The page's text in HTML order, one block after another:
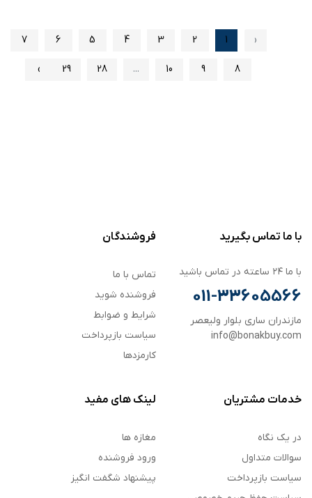
‹
1
2
3
4
5
6
7
8
9
10
...
28
29
›
با ما تماس بگیرید
با ما ۲۴ ساعته در تماس باشید
011-33605566
مازندران ساری بلوار ولیعصر
info@bonakbuy.com
فروشندگان
تماس با ما
فروشنده شوید
شرایط و ضوابط
سیاست بازپرداخت
کارمزدها
خدمات مشتریان
در یک نگاه
سوالات متداول
سیاست بازپرداخت
لینک های مفید
مغازه ها
ورود فروشنده
پیشنهاد شگفت انگیز